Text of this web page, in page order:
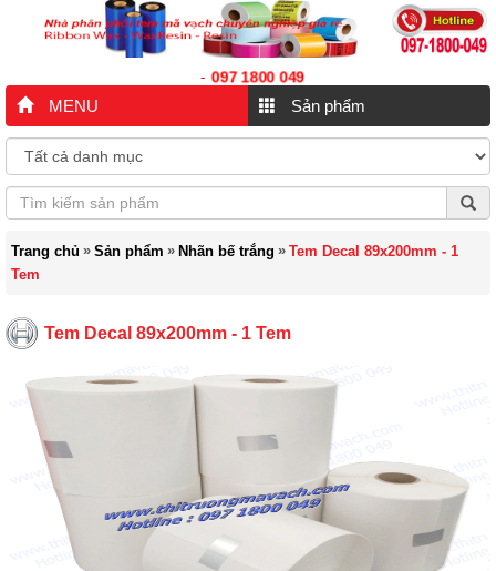
- 097 1800 049
MENU Sản phẩm
Trang chủ » Sản phẩm » Nhãn bế trắng » Tem Decal 89x200mm - 1
Tem
Tem Decal 89x200mm - 1 Tem